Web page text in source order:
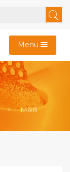
Menu
Mix8